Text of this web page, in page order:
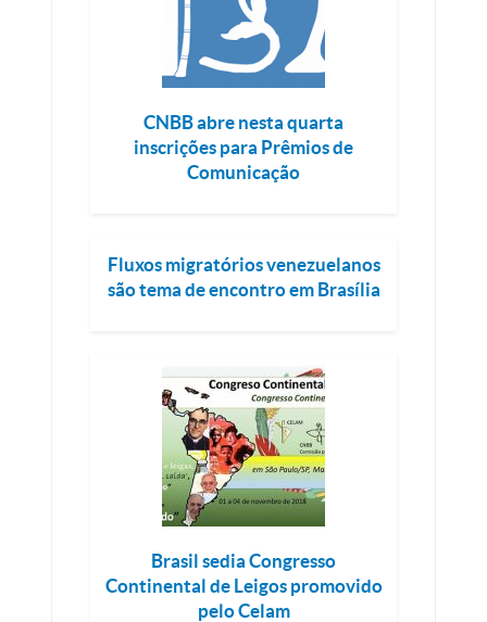
CNBB abre nesta quarta
inscrições para Prêmios de
Comunicação
Fluxos migratórios venezuelanos
são tema de encontro em Brasília
Brasil sedia Congresso
Continental de Leigos promovido
pelo Celam